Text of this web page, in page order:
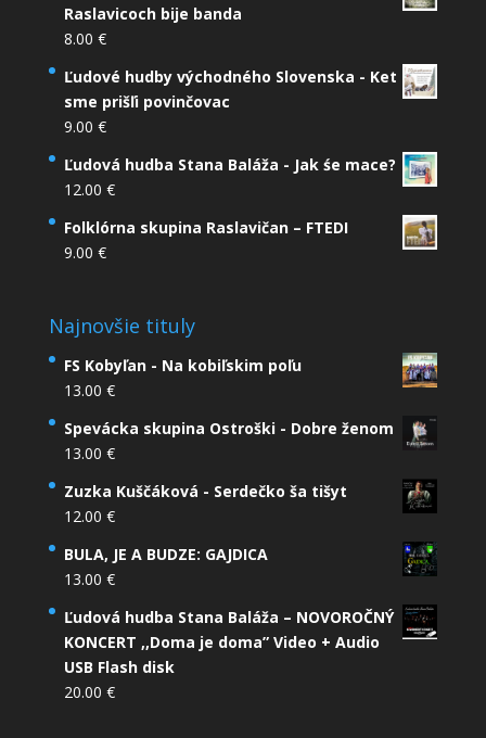
Raslavicoch bije banda
8.00 €
Ľudové hudby východného Slovenska - Ket
sme prišľi povinčovac
9.00 €
Ľudová hudba Stana Baláža - Jak śe mace?
12.00 €
Folklórna skupina Raslavičan – FTEDI
9.00 €
Najnovšie tituly
FS Kobyľan - Na kobiľskim poľu
13.00 €
Spevácka skupina Ostroški - Dobre ženom
13.00 €
Zuzka Kuščáková - Serdečko ša tišyt
12.00 €
BULA, JE A BUDZE: GAJDICA
13.00 €
Ľudová hudba Stana Baláža – NOVOROČNÝ
KONCERT ,,Doma je doma” Video + Audio
USB Flash disk
20.00 €